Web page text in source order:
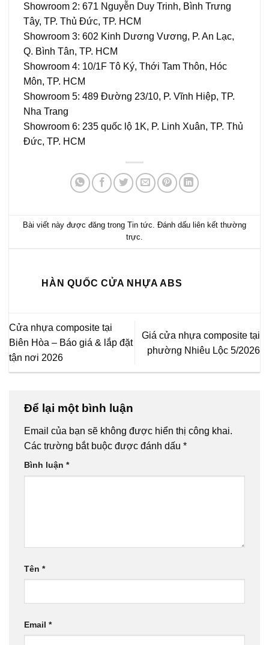
Showroom 2: 671 Nguyễn Duy Trinh, Bình Trưng
Tây, TP. Thủ Đức, TP. HCM
Showroom 3: 602 Kinh Dương Vương, P. An Lạc,
Q. Bình Tân, TP. HCM
Showroom 4: 10/1F Tô Ký, Thới Tam Thôn, Hóc
Môn, TP. HCM
Showroom 5: 489 Đường 23/10, P. Vĩnh Hiệp, TP.
Nha Trang
Showroom 6: 235 quốc lộ 1K, P. Linh Xuân, TP. Thủ
Đức, TP. HCM
Bài viết này được đăng trong Tin tức. Đánh dấu liên kết thường
trực.
HÀN QUỐC CỬA NHỰA ABS
Cửa nhựa composite tại
Biên Hòa – Báo giá & lắp đặt
tận nơi 2026
Giá cửa nhựa composite tại
phường Nhiêu Lộc 5/2026
Để lại một bình luận
Email của bạn sẽ không được hiển thị công khai.
Các trường bắt buộc được đánh dấu *
Bình luận *
Tên *
Email *